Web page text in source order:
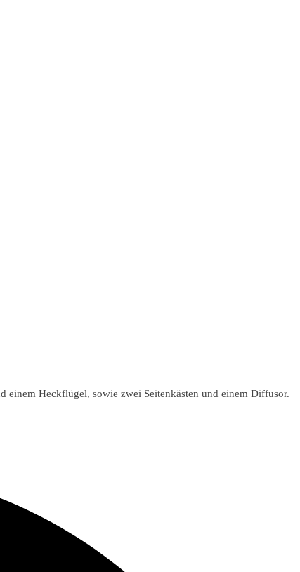
einem Heckflügel, sowie zwei Seitenkästen und einem Diffusor.